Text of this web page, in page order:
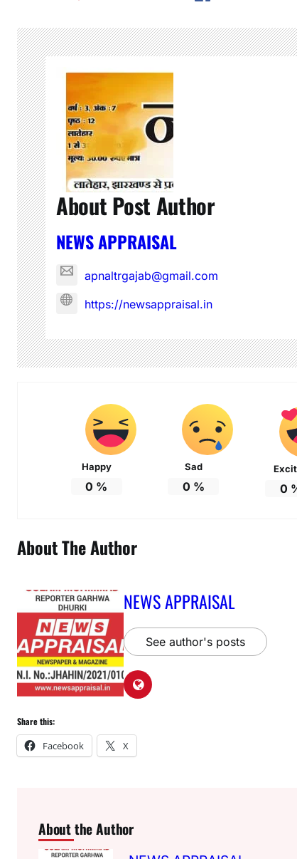
About Post Author
NEWS APPRAISAL
apnaltrgajab@gmail.com
https://newsappraisal.in
Happy
0 %
Sad
0 % 0
About The Author
NEWS APPRAISAL
See author's posts
Share this:
Facebook X
About the Author